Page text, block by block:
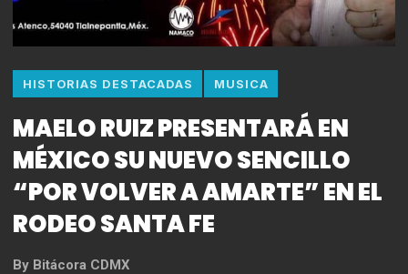
HISTORIAS DESTACADAS MUSICA
MAELO RUIZ PRESENTARÁ EN
MÉXICO SU NUEVO SENCILLO
“POR VOLVER A AMARTE” EN EL
RODEO SANTA FE
By Bitácora CDMX